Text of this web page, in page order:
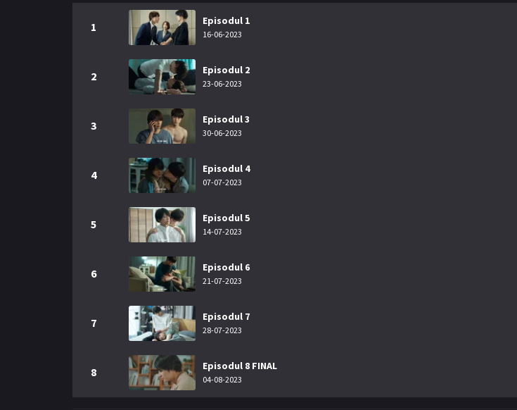
1 Episodul 1
16-06-2023
2 Episodul 2
23-06-2023
3 Episodul 3
30-06-2023
4 Episodul 4
07-07-2023
5 Episodul 5
14-07-2023
6 Episodul 6
21-07-2023
7 Episodul 7
28-07-2023
8 Episodul 8 FINAL
04-08-2023